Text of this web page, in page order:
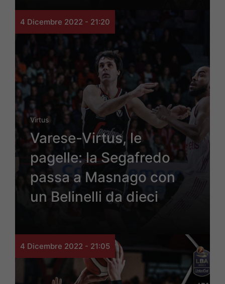
4 Dicembre 2022 - 21:20
Virtus
Varese-Virtus, le
pagelle: la Segafredo
passa a Masnago con
un Belinelli da dieci
4 Dicembre 2022 - 21:05